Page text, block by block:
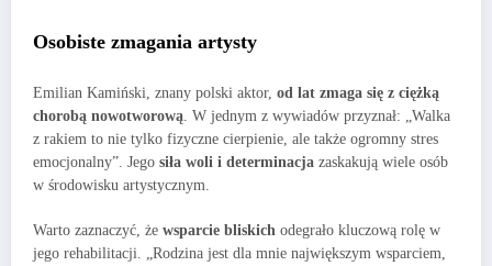
Osobiste zmagania artysty
Emilian Kamiński, znany polski aktor, od lat zmaga się z ciężką
chorobą nowotworową. W jednym z wywiadów przyznał: „Walka
z rakiem to nie tylko fizyczne cierpienie, ale także ogromny stres
emocjonalny”. Jego siła woli i determinacja zaskakują wiele osób
w środowisku artystycznym.
Warto zaznaczyć, że wsparcie bliskich odegrało kluczową rolę w
jego rehabilitacji. „Rodzina jest dla mnie największym wsparciem,